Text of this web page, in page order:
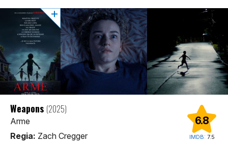
6.8
IMDB: 7.5
Weapons (2025)
Arme
Regia: Zach Cregger